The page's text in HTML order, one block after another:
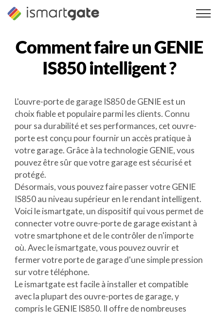
Skip
Comment faire unGENIE
IS850intelligent ?
L'ouvre-porte de garage IS850 de GENIE est un
choix fiable et populaire parmi les clients. Connu
pour sa durabilité et ses performances, cet ouvre-
porte est conçu pour fournir un accès pratique à
votre garage. Grâce à la technologie GENIE, vous
pouvez être sûr que votre garage est sécurisé et
protégé.
Désormais, vous pouvez faire passer votre GENIE
IS850 au niveau supérieur en le rendant intelligent.
Voici le ismartgate, un dispositif qui vous permet de
connecter votre ouvre-porte de garage existant à
votre smartphone et de le contrôler de n'importe
où. Avec le ismartgate, vous pouvez ouvrir et
fermer votre porte de garage d'une simple pression
sur votre téléphone.
Le ismartgate est facile à installer et compatible
avec la plupart des ouvre-portes de garage, y
compris le GENIE IS850. Il offre de nombreuses